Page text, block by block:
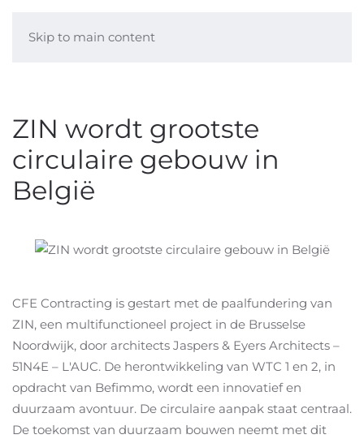
Skip to main content
ZIN wordt grootste
circulaire gebouw in
België
CFE Contracting is gestart met de paalfundering van
ZIN, een multifunctioneel project in de Brusselse
Noordwijk, door architects Jaspers & Eyers Architects –
51N4E – L'AUC. De herontwikkeling van WTC 1 en 2, in
opdracht van Befimmo, wordt een innovatief en
duurzaam avontuur. De circulaire aanpak staat centraal.
De toekomst van duurzaam bouwen neemt met dit